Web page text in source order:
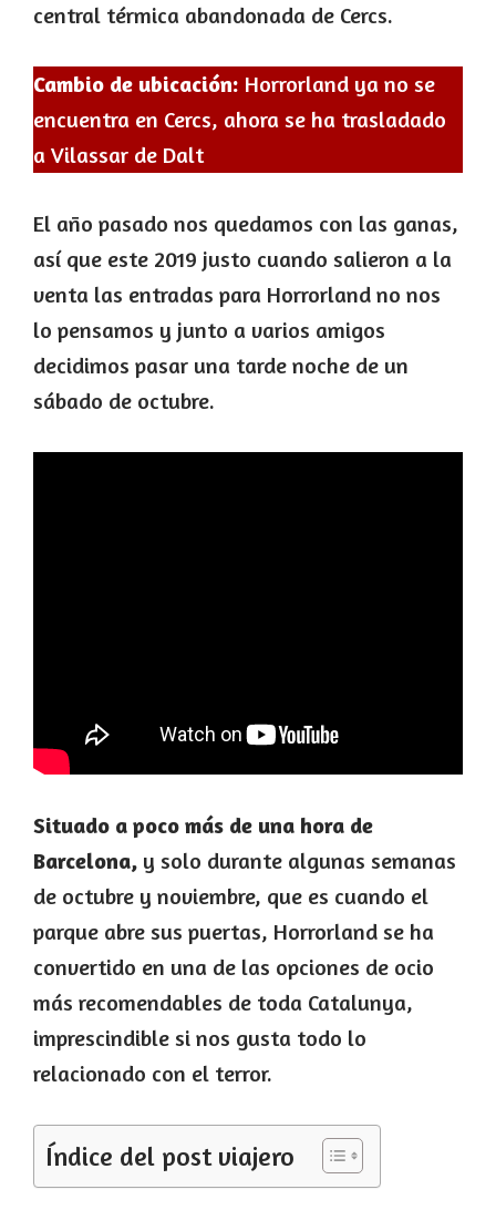
central térmica abandonada de Cercs.
Cambio de ubicación: Horrorland ya no se
encuentra en Cercs, ahora se ha trasladado
a Vilassar de Dalt
El año pasado nos quedamos con las ganas,
así que este 2019 justo cuando salieron a la
venta las entradas para Horrorland no nos
lo pensamos y junto a varios amigos
decidimos pasar una tarde noche de un
sábado de octubre.
Situado a poco más de una hora de
Barcelona, y solo durante algunas semanas
de octubre y noviembre, que es cuando el
parque abre sus puertas, Horrorland se ha
convertido en una de las opciones de ocio
más recomendables de toda Catalunya,
imprescindible si nos gusta todo lo
relacionado con el terror.
Índice del post viajero